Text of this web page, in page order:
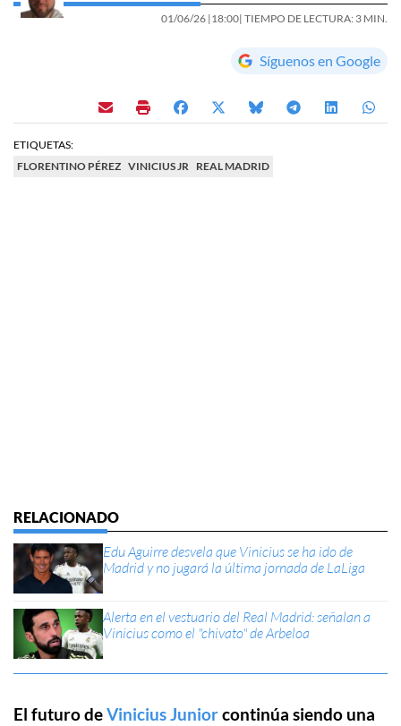
01/06/26 |18:00| TIEMPO DE LECTURA: 3 MIN.
Síguenos en Google
ETIQUETAS:
FLORENTINO PÉREZ VINICIUS JR REAL MADRID
Edu Aguirre desvela que Vinicius se ha ido de
Madrid y no jugará la última jornada de LaLiga
Alerta en el vestuario del Real Madrid: señalan a
Vinicius como el "chivato" de Arbeloa
El futuro deVinicius Juniorcontinúa siendo una